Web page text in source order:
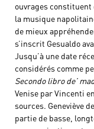
ouvrages constituent
la musique
de mieux
s’inscrit Gesualdo
Jusqu’à une date
considérés comme
Secondo libro de’
Venise par Vincenti
sources. Geneviève
partie de basse,